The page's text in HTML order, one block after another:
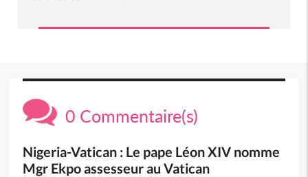
0 Commentaire(s)
Nigeria-Vatican : Le pape Léon XIV nomme
Mgr Ekpo assesseur au Vatican